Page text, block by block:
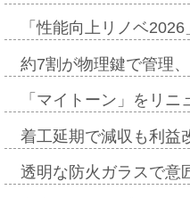
「性能向上リノベ
約7割が物理鍵で管理
「マイトーン」をリ
着工延期で減収も利
透明な防火ガラスで